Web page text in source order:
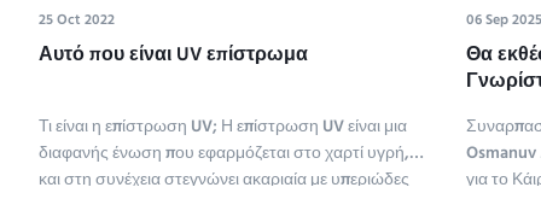
25 Oct 2022
Αυτό που είναι UV επίστρωμα
Τι είναι η επίστρωση UV; Η επίστρωση UV είναι μια
διαφανής ένωση που εφαρμόζεται στο χαρτί υγρή,
και στη συνέχεια στεγνώνει ακαριαία με υπεριώδες
06 Sep 2025
Θα
Tissue
για το